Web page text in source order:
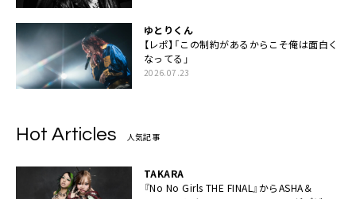
ゆとりくん
【レポ】「この制約があるからこそ俺は面白く
なってる」
2026.07.23
Hot Articles 人気記事
TAKARA
『No No Girls THE FINAL』からASHA＆